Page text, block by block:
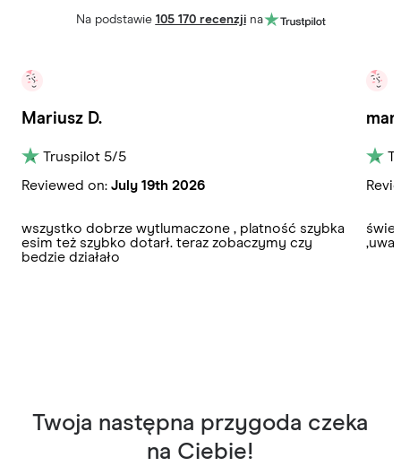
Na podstawie 105 170 recenzjina
Mariusz D.
Truspilot 5/5
Reviewed on: July 19th 2026
wszystko dobrze wytlumaczone , platność szybka
esim też szybko dotarł. teraz zobaczymy czy
bedzie działało
Twoja następna przygoda czeka
na Ciebie!